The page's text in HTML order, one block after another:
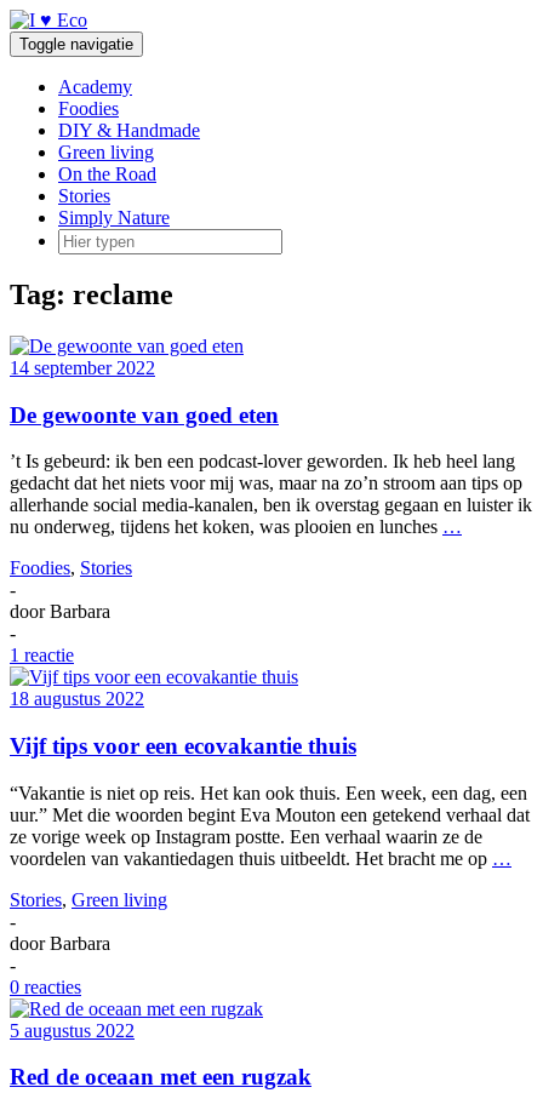
Doorgaan
naar
inhoud
Toggle navigatie
Academy
Foodies
DIY & Handmade
Green living
On the Road
Stories
Simply Nature
Tag: reclame
14 september 2022
De gewoonte van goed eten
’t Is gebeurd: ik ben een podcast-lover geworden. Ik heb heel lang
gedacht dat het niets voor mij was, maar na zo’n stroom aan tips op
allerhande social media-kanalen, ben ik overstag gegaan en luister ik
nu onderweg, tijdens het koken, was plooien en lunches …
Foodies, Stories
-
doorBarbara
-
1 reactie
18 augustus 2022
Vijf tips voor een ecovakantie thuis
“Vakantie is niet op reis. Het kan ook thuis. Een week, een dag, een
uur.” Met die woorden begint Eva Mouton een getekend verhaal dat
ze vorige week op Instagram postte. Een verhaal waarin ze de
voordelen van vakantiedagen thuis uitbeeldt. Het bracht me op …
Stories, Green living
-
doorBarbara
-
0 reacties
5 augustus 2022
Red de oceaan met een rugzak